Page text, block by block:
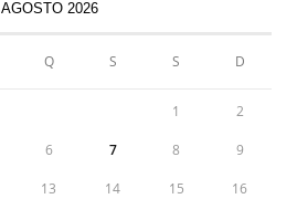
AGOSTO 2026
Q S S D
1 2
6 7 8 9
13 14 15 16